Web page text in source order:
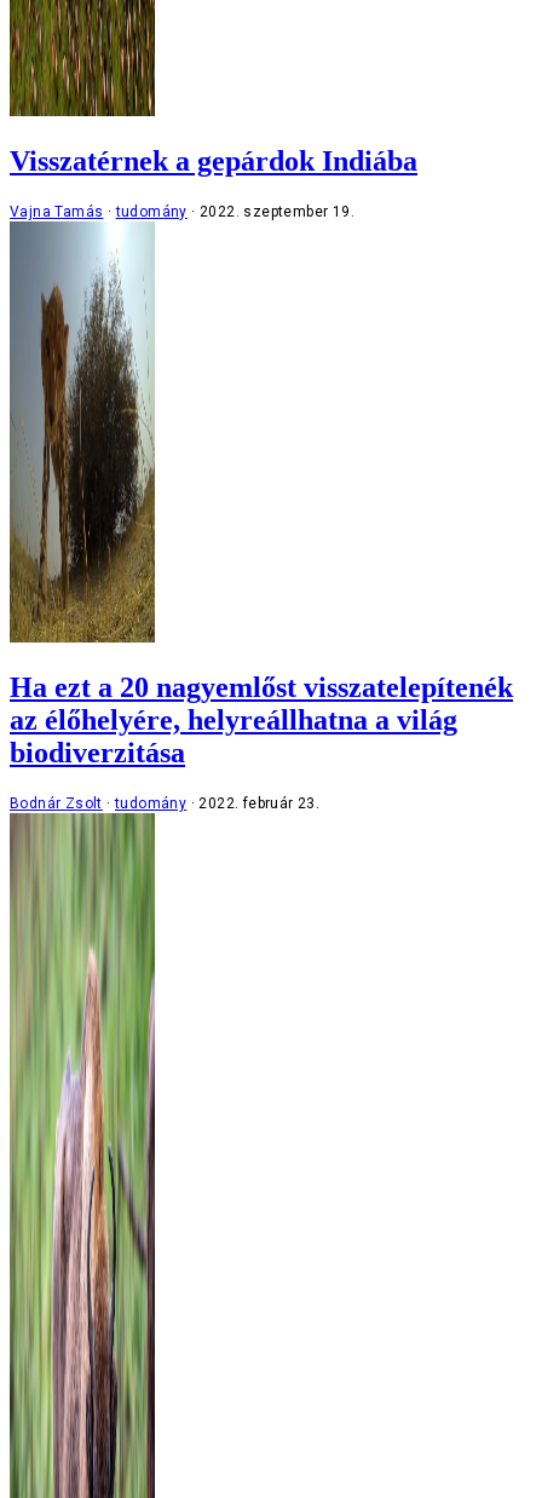
Visszatérnek a gepárdok Indiába
Vajna Tamás tudomány 2022. szeptember 19.
Ha ezt a 20 nagyemlőst visszatelepítenék
az élőhelyére, helyreállhatna a világ
biodiverzitása
Bodnár Zsolt tudomány 2022. február 23.